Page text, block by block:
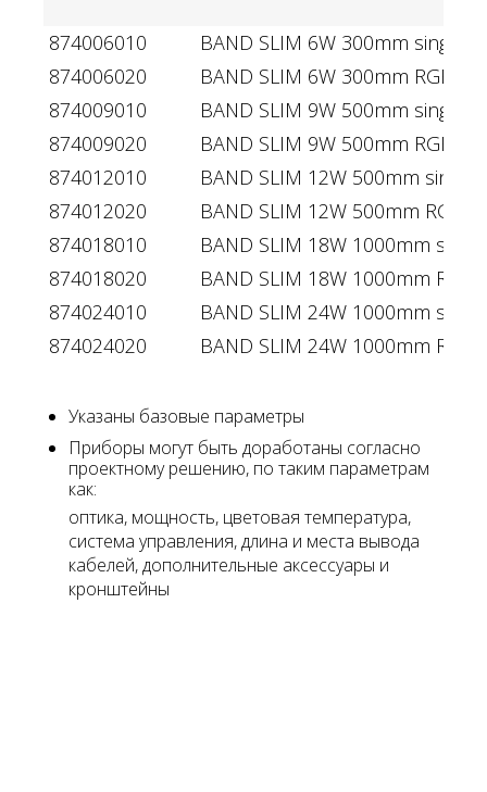
874006010
BAND SLIM 6W 300mm single
874006020
BAND SLIM 6W 300mm RGBW
874009010
BAND SLIM 9W 500mm single
874009020
BAND SLIM 9W 500mm RGBW
874012010
BAND SLIM 12W 500mm single
874012020
BAND SLIM 12W 500mm
874018010
BAND SLIM 18W 1000mm
874018020
BAND SLIM 18W 1000mm
874024010
BAND SLIM 24W 1000mm
874024020
BAND SLIM 24W 1000mm
Указаны базовые параметры
Приборы могут быть доработаны согласно
проектному решению, по таким параметрам
как:
оптика, мощность, цветовая температура,
система управления, длина и места вывода
кабелей, дополнительные аксессуары и
кронштейны